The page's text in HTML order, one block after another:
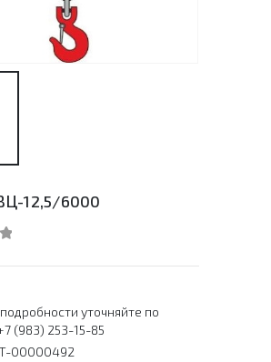
12,5/6000
уточняйте по
(983) 253-15-85
00000492